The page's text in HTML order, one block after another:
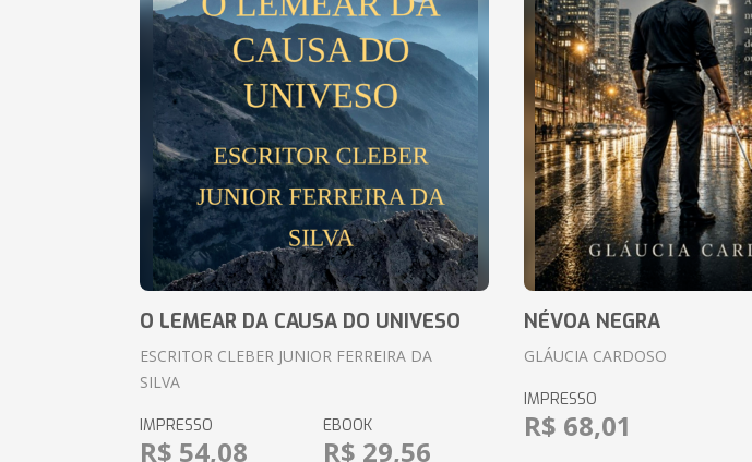
O LEMEAR DA CAUSA DO UNIVESO
ESCRITOR CLEBER JUNIOR FERREIRA DA
SILVA
IMPRESSO
R$ 54,08
EBOOK
R$ 29,56
NÉVOA NEGRA
GLÁUCIA CARDOSO
IMPRESSO
R$ 68,01